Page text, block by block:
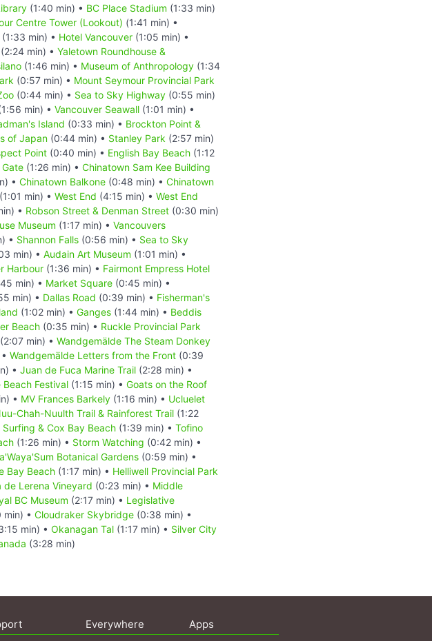
(1:40 min) • BC Place Stadium (1:33 min)
Centre Tower (Lookout) (1:41 min) •
(1:33 min) • Hotel Vancouver (1:05 min) •
(2:24 min) • Yaletown Roundhouse &
(1:46 min) • Museum of Anthropology (1:34
(0:57 min) • Mount Seymour Provincial Park
(0:44 min) • Sea to Sky Highway (0:55 min)
min) • Vancouver Seawall (1:01 min) •
Island (0:33 min) • Brockton Point &
of Japan (0:44 min) • Stanley Park (2:57 min)
Point (0:40 min) • English Bay Beach (1:12
(1:26 min) • Chinatown Sam Kee Building
• Chinatown Balkone (0:48 min) • Chinatown
(1:01 min) • West End (4:15 min) • West End
• Robson Street & Denman Street (0:30 min)
Museum (1:17 min) • Vancouvers
• Shannon Falls (0:56 min) • Sea to Sky
min) • Audain Art Museum (1:01 min) •
Harbour (1:36 min) • Fairmont Empress Hotel
min) • Market Square (0:45 min) •
min) • Dallas Road (0:39 min) • Fisherman's
(1:02 min) • Ganges (1:44 min) • Beddis
Beach (0:35 min) • Ruckle Provincial Park
(2:07 min) • Wandgemälde The Steam Donkey
Wandgemälde Letters from the Front (0:39
• Juan de Fuca Marine Trail (2:28 min) •
Beach Festival (1:15 min) • Goats on the Roof
• MV Frances Barkely (1:16 min) • Ucluelet
Chah-Nuulth Trail & Rainforest Trail (1:22
Surfing & Cox Bay Beach (1:39 min) • Tofino
(1:26 min) • Storm Watching (0:42 min) •
Botanical Gardens (0:59 min) •
Bay Beach (1:17 min) • Helliwell Provincial Park
de Lerena Vineyard (0:23 min) • Middle
BC Museum (2:17 min) • Legislative
min) • Cloudraker Skybridge (0:38 min) •
min) • Okanagan Tal (1:17 min) • Silver City
(3:28 min)
Everywhere Apps